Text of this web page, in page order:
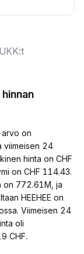
UKK:t
on
viimeisen 24
hinta on CHF
on CHF 114.43.
on 772.61M, ja
HEEHEE on
Viimeisen 24
oli
CHF.